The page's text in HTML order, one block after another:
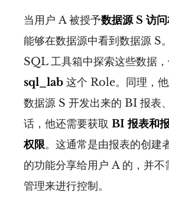
当用户 A 被授予数据源 S 访
能够在数据源中看到数据源 S
SQL 工具箱中探索这些数据
sql_lab 这个 Role。同理，
数据源 S 开发出来的 BI 报表
话，他还需要获取 BI 报表和
权限。这通常是由报表的创建
的功能分享给用户 A 的，并
管理来进行控制。